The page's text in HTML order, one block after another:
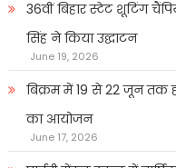
36वीं बिहार स्टेट शूटिंग
सिंह ने किया उद्घाटन
June 19, 2026
बिक्रम में 19 से 22 जून तक
का आयोजन
June 17, 2026